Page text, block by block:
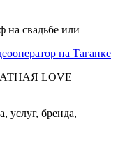
на свадьбе или
на Таганке
LOVE